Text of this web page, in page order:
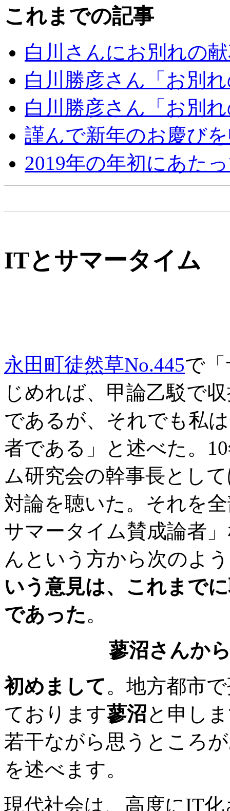
これまでの記事
白川さんにお別れの
白川勝彦さん「お別
白川勝彦さん「お別
謹んで新年のお慶び
2019年の年初にあた
ITとサマータイム
永田町徒然草No.445で
じめれば、甲論乙駁で
であるが、それでも私
者である」と述べた。
ム研究会の幹事長とし
対論を聴いた。それを
サマータイム賛成論者
んという方から次のよ
いう意見は、これまで
であった。
蓼沼さんか
初めまして。地方都市
ております蓼沼と申し
若干ながら思うところ
を述べます。
現代社会は、高度にIT